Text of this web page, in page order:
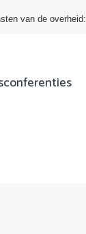
van de overheid: